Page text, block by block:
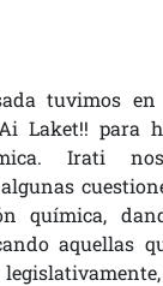
tuvimos
Laket!! para
Irati
química,
aquellas